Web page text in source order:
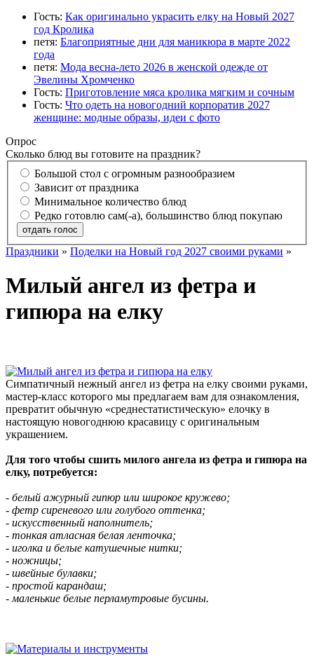
Гость: Как оригинально украсить елку на Новый 2027
год Кролика
петя: Благоприятные дни для маникюра в марте 2022
года
петя: Мода весна-лето 2026 в женской одежде от
Эвелины Хромченко
Гость: Приготовление мяса кролика мягким и сочным
Гость: Что одеть на новогодний корпоратив 2027
женщине: модные образы, идеи с фото
Опрос
Сколько блюд вы готовите на праздник?
Большой стол с огромным разнообразием
Зависит от праздника
Минимальное количество блюд
Редко готовлю сам(-а), большинство блюд покупаю
отдать голос
Праздники » Поделки на Новый год 2027 своими руками »
Милый ангел из фетра и
гипюра на елку
Симпатичный нежный ангел из фетра на елку своими руками,
мастер-класс которого мы предлагаем вам для ознакомления,
превратит обычную «среднестатистическую» елочку в
настоящую новогоднюю красавицу с оригинальным
украшением.
Для того чтобы сшить милого ангела из фетра и гипюра на
елку, потребуется:
- белый ажурный гипюр или широкое кружево;
- фетр сиреневого или голубого оттенка;
- искусственный наполнитель;
- тонкая атласная белая ленточка;
- иголка и белые катушечные нитки;
- ножницы;
- швейные булавки;
- простой карандаш;
- маленькие белые перламутровые бусины.